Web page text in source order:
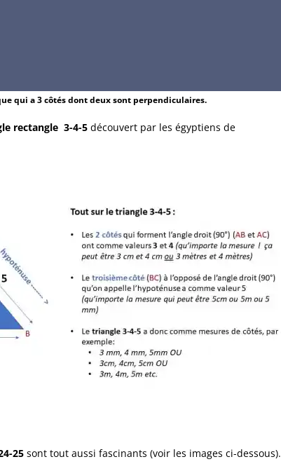
qui a 3 côtés dont deux sont perpendiculaires.
rectangle 3-4-5 découvert par les égyptiens de
25 sont tout aussi fascinants (voir les images ci-dessous).